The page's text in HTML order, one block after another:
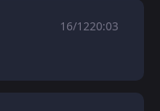
16/1220:03